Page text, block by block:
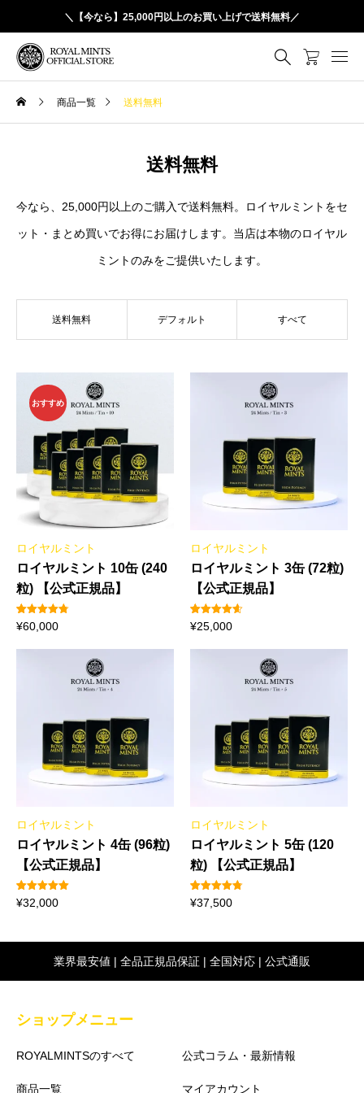
＼【今なら】25,000円以上のお買い上げで送料無料／
商品一覧 送料無料
送料無料
今なら、25,000円以上のご購入で送料無料。ロイヤルミントをセ
ット・まとめ買いでお得にお届けします。当店は本物のロイヤル
ミントのみをご提供いたします。
送料無料 デフォルト すべて
ロイヤルミント
ロイヤルミント 10缶 (240
粒) 【公式正規品】
9
件の利用者
評価に基づ
価のうち、
¥60,000
おすすめ
ロイヤルミント
ロイヤルミント 3缶 (72粒)
【公式正規品】
5
件の利用
者評価に
階評価の
¥25,000
ロイヤルミント
ロイヤルミント 4缶 (96粒)
【公式正規品】
2
件の利用者
評価に基づ
¥32,000
ロイヤルミント
ロイヤルミント 5缶 (120
粒) 【公式正規品】
4
件の利用者
評価に基づ
¥37,500
業界最安値 | 全品正規品保証 | 全国対応 | 公式通販
ショップメニュー
ROYALMINTSのすべて 公式コラム・最新情報
商品一覧 マイアカウント